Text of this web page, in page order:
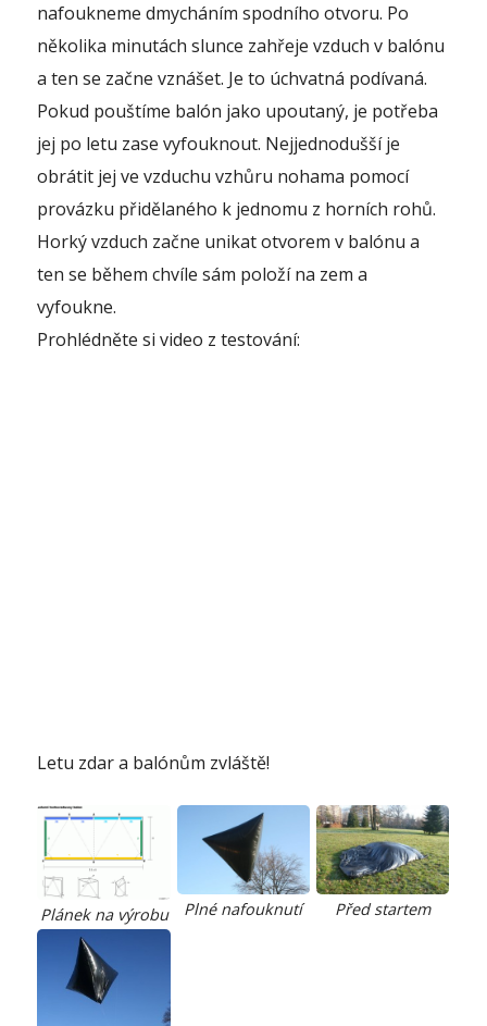
nafoukneme dmycháním spodního otvoru. Po
několika minutách slunce zahřeje vzduch v balónu
a ten se začne vznášet. Je to úchvatná podívaná.
Pokud pouštíme balón jako upoutaný, je potřeba
jej po letu zase vyfouknout. Nejjednodušší je
obrátit jej ve vzduchu vzhůru nohama pomocí
provázku přidělaného k jednomu z horních rohů.
Horký vzduch začne unikat otvorem v balónu a
ten se během chvíle sám položí na zem a
vyfoukne.
Prohlédněte si video z testování:
Letu zdar a balónům zvláště!
Plánek na výrobu Plné nafouknutí Před startem